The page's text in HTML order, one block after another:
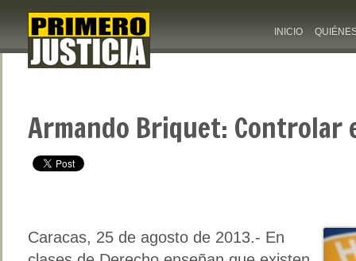
INICIO
Armando Briquet: Controlar
Caracas, 25 de agosto de 2013.- En